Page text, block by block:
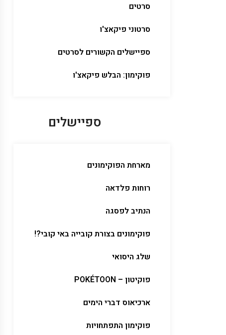
סרטים
סרטוני פיקאצ'ו
ספיישלים הקשורים לסרטים
פוקימון: הבלש פיקאצ'ו
ספיישלים
מארחת הפוקימונים
רוחות פלדאה
הנתיב לפסגה
פוקימונים בצורת קובייה באי קובי?!
שלג היסואי
פוקיטון – POKÉTOON
ארכיאוס דברי הימים
פוקימון התפתחויות